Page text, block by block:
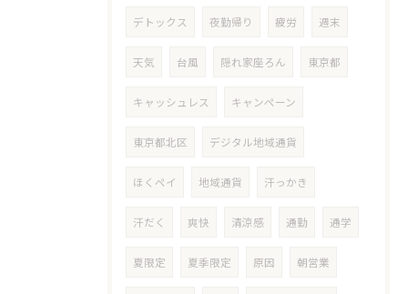
デトックス 夜勤帰り 疲労 週末
天気 台風 隠れ家座ろん 東京都
キャッシュレス キャンペーン
東京都北区 デジタル地域通貨
ほくペイ 地域通貨 汗っかき
汗だく 爽快 清涼感 通勤 通学
夏限定 夏季限定 原因 朝営業